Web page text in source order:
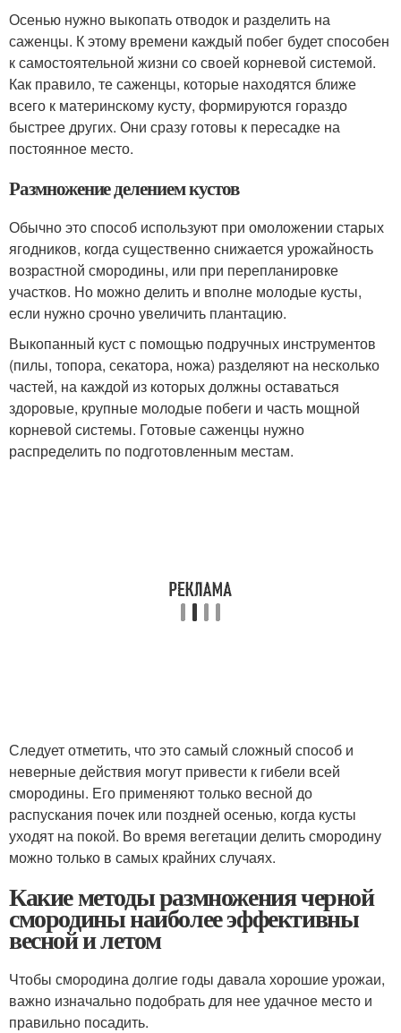
Осенью нужно выкопать отводок и разделить на
саженцы. К этому времени каждый побег будет способен
к самостоятельной жизни со своей корневой системой.
Как правило, те саженцы, которые находятся ближе
всего к материнскому кусту, формируются гораздо
быстрее других. Они сразу готовы к пересадке на
постоянное место.
Размножение делением кустов
Обычно это способ используют при омоложении старых
ягодников, когда существенно снижается урожайность
возрастной смородины, или при перепланировке
участков. Но можно делить и вполне молодые кусты,
если нужно срочно увеличить плантацию.
Выкопанный куст с помощью подручных инструментов
(пилы, топора, секатора, ножа) разделяют на несколько
частей, на каждой из которых должны оставаться
здоровые, крупные молодые побеги и часть мощной
корневой системы. Готовые саженцы нужно
распределить по подготовленным местам.
Следует отметить, что это самый сложный способ и
неверные действия могут привести к гибели всей
смородины. Его применяют только весной до
распускания почек или поздней осенью, когда кусты
уходят на покой. Во время вегетации делить смородину
можно только в самых крайних случаях.
Какие методы размножения черной
смородины наиболее эффективны
весной и летом
Чтобы смородина долгие годы давала хорошие урожаи,
важно изначально подобрать для нее удачное место и
правильно посадить.